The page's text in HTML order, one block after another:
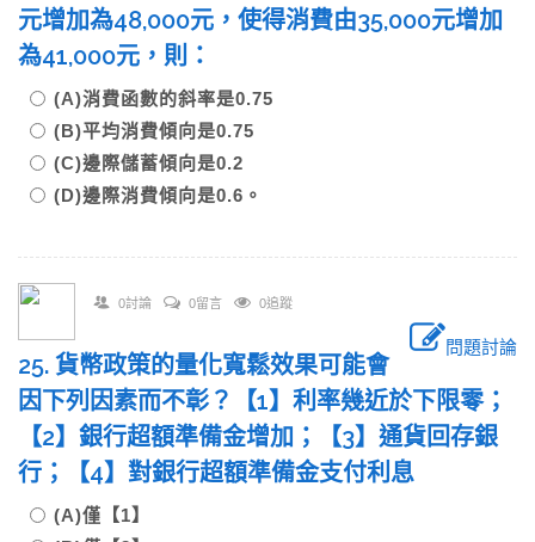
元增加為48,000元，使得消費由35,000元增加
為41,000元，則：
(A)消費函數的斜率是0.75
(B)平均消費傾向是0.75
(C)邊際儲蓄傾向是0.2
(D)邊際消費傾向是0.6。
0討論 0留言 0追蹤
問題討論
25. 貨幣政策的量化寬鬆效果可能會
因下列因素而不彰？【1】利率幾近於下限零；
【2】銀行超額準備金增加；【3】通貨回存銀
行；【4】對銀行超額準備金支付利息
(A)僅【1】